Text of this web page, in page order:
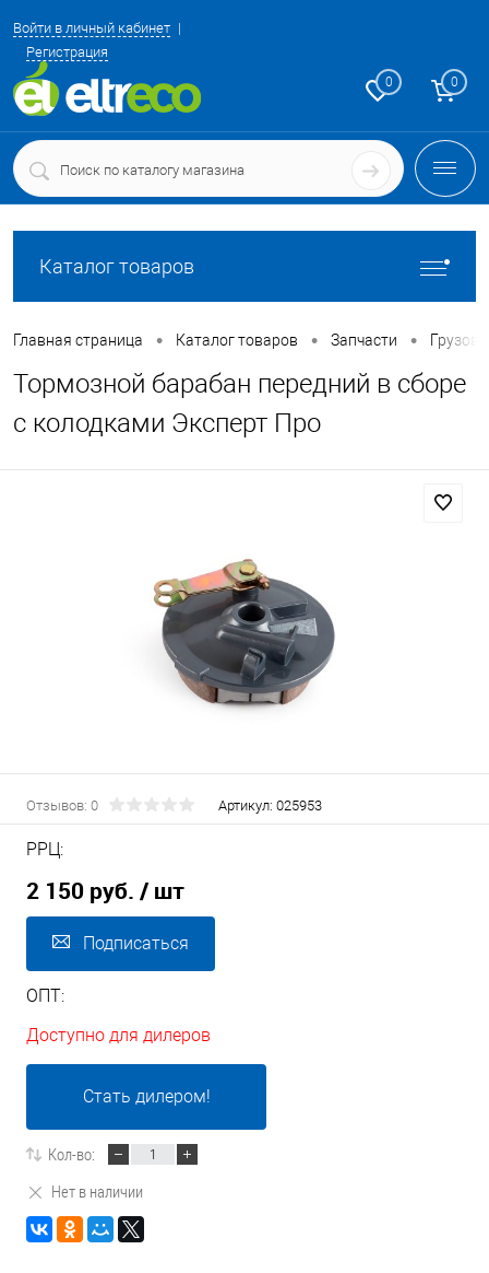
Войти в личный кабинет
Регистрация
0 0
Каталог товаров
Главная страница • Каталог товаров • Запчасти •
Тормозной барабан передний в сборе
с колодками Эксперт Про
Отзывов: 0 Артикул: 025953
РРЦ:
2 150 руб. / шт
Подписаться
ОПТ:
Доступно для дилеров
Стать дилером!
Кол-во:
Нет в наличии